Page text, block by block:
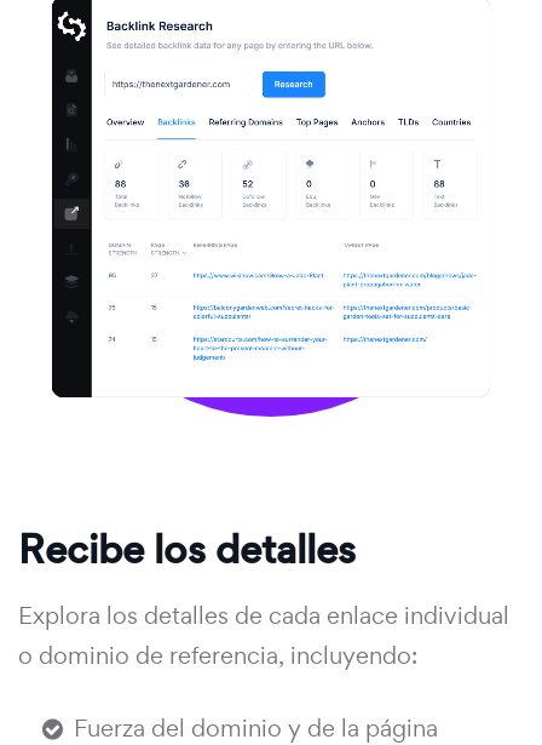
Recibe los detalles
Explora los detalles de cada enlace individual
o dominio de referencia, incluyendo:
Fuerza del dominio y de la página